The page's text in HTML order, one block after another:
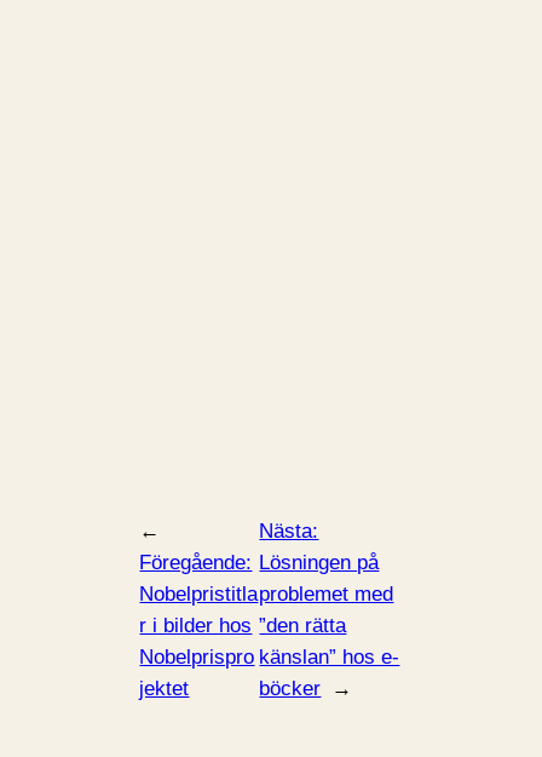
←
Föregående:
Nobelpristitla
r i bilder hos
Nobelprispro
jektet
Nästa:
Lösningen på
problemet med
”den rätta
känslan” hos e-
böcker
→